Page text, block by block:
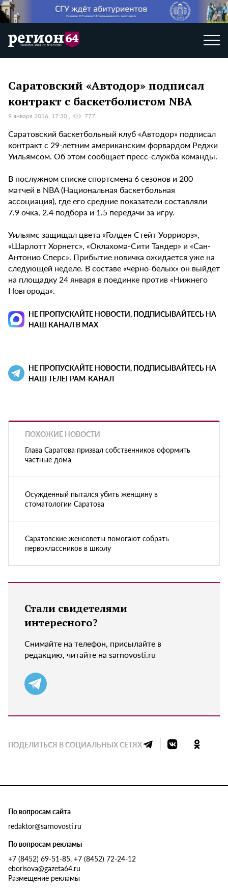
Саратовский «Автодор» подписал
контракт с баскетболистом NBA
9 января 2016, 17:30 777
Саратовский баскетбольный клуб «Автодор» подписал
контракт с 29-летним американским форвардом Реджи
Уильямсом. Об этом сообщает пресс-служба команды.
В послужном списке спортсмена 6 сезонов и 200
матчей в NBA (Национальная баскетбольная
ассоциация), где его средние показатели составляли
7.9 очка, 2.4 подбора и 1.5 передачи за игру.
Уильямс защищал цвета «Голден Стейт Уорриорз»,
«Шарлотт Хорнетс», «Оклахома-Сити Тандер» и «Сан-
Антонио Сперс». Прибытие новичка ожидается уже на
следующей неделе. В составе «черно-белых» он выйдет
на площадку 24 января в поединке против «Нижнего
Новгорода».
НЕ ПРОПУСКАЙТЕ НОВОСТИ, ПОДПИСЫВАЙТЕСЬ НА
НАШ КАНАЛ В MAX
НЕ ПРОПУСКАЙТЕ НОВОСТИ, ПОДПИСЫВАЙТЕСЬ НА
НАШ ТЕЛЕГРАМ-КАНАЛ
ПОХОЖИЕ НОВОСТИ
Глава Саратова призвал собственников оформить
частные дома
Осужденный пытался убить женщину в
стоматологии Саратова
Саратовские женсоветы помогают собрать
первоклассников в школу
Стали свидетелями
интересного?
Снимайте на телефон, присылайте в
редакцию, читайте на sarnovosti.ru
ПОДЕЛИТЬСЯ В СОЦИАЛЬНЫХ СЕТЯХ
По вопросам сайта
redaktor@sarnovosti.ru
По вопросам рекламы
+7 (8452) 69-51-85, +7 (8452) 72-24-12
eborisova@gazeta64.ru
Размещение рекламы